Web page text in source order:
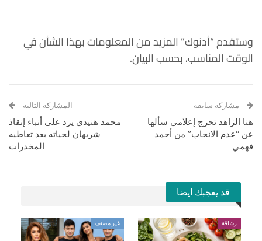
وستقدم “أدنوك” المزيد من المعلومات بهذا الشأن في
الوقت المناسب، بحسب البيان.
مشاركة سابقة
هنا الزاهد تحرج إعلامي سألها
عن “عدم الانجاب” من أحمد
فهمي
المشاركة التالية
محمد هنيدي يرد على أنباء إنقاذ
شريهان لحياته بعد تعاطيه
المخدرات
قد يعجبك ايضا
رشاقة غير مصنف